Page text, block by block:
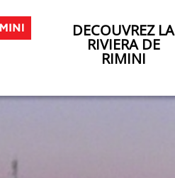
DECOUVREZ LA
RIVIERA DE
RIMINI